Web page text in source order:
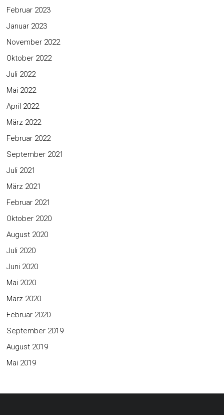
Februar 2023
Januar 2023
November 2022
Oktober 2022
Juli 2022
Mai 2022
April 2022
März 2022
Februar 2022
September 2021
Juli 2021
März 2021
Februar 2021
Oktober 2020
August 2020
Juli 2020
Juni 2020
Mai 2020
März 2020
Februar 2020
September 2019
August 2019
Mai 2019